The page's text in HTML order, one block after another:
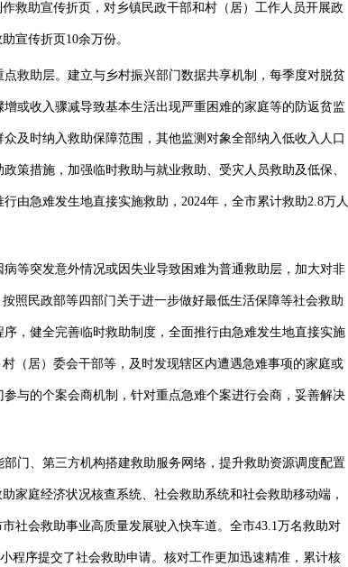
救助宣传折页，对乡镇民政干部和村（居）工作人员开展政
宣传折页10余万份。
助层。建立与乡村振兴部门数据共享机制，每季度对脱贫
或收入骤减导致基本生活出现严重困难的家庭等的防返贫监
及时纳入救助保障范围，其他监测对象全部纳入低收入人口
策措施，加强临时救助与就业救助、受灾人员救助及低保、
由急难发生地直接实施救助，2024年，全市累计救助2.8万人
突发意外情况或因失业导致困难为普通救助层，加大对非
照民政部等四部门关于进一步做好最低生活保障等社会救助
，健全完善临时救助制度，全面推行由急难发生地直接实施
（居）委会干部等，及时发现辖区内遭遇急难事项的家庭或
与的个案会商机制，针对重点急难个案进行会商，妥善解决
、第三方机构搭建救助服务网络，提升救助资源调度配置
家庭经济状况核查系统、社会救助系统和社会救助移动端，
社会救助事业高质量发展驶入快车道。全市43.1万名救助对
程序提交了社会救助申请。核对工作更加迅速精准，累计核